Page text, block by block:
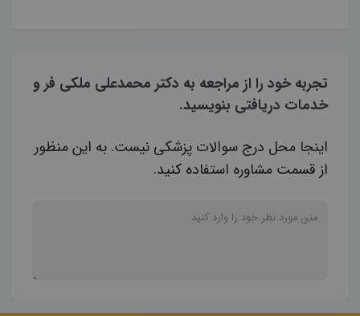
تجربه خود را از مراجعه به دکتر محمدعلی ملکی فر و
خدمات دریافتی بنویسید.
اینجا محل درج سوالات پزشکی نیست. به این منظور
از قسمت مشاوره استفاده کنید.